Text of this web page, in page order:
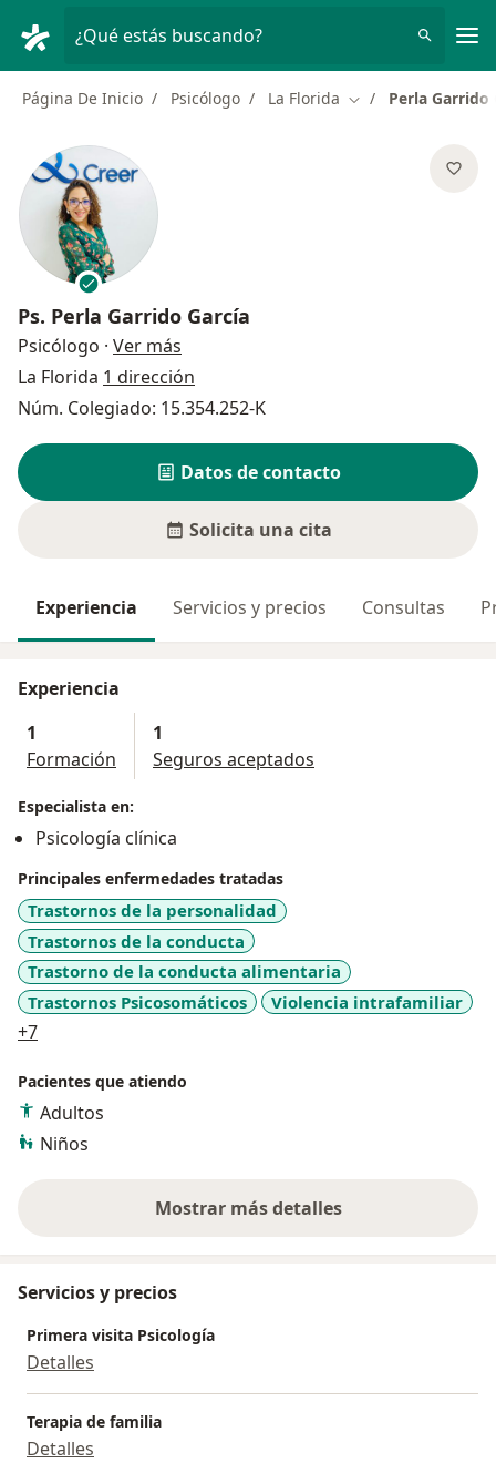
¿Qué estás buscando?
Página De Inicio Psicólogo La Florida Cambiar de ciudad
Perla Garrido
Ps. Perla Garrido García
Psicólogo · Ver más
La Florida 1 dirección
Núm. Colegiado: 15.354.252-K
Datos de contacto
Solicita una cita
Experiencia Servicios y precios Consultas
Experiencia
1
Formación
1
Seguros aceptados
Especialista en:
Psicología clínica
Principales enfermedades tratadas
Trastornos de la personalidad
Trastornos de la conducta
Trastorno de la conducta alimentaria
Trastornos Psicosomáticos
Violencia intrafamiliar
+7a11y_sr_more_diseases
Pacientes que atiendo
Adultos
Niños
Mostrar más detalles
sobre la experiencia
Servicios y precios
Primera visita Psicología
Detalles
Terapia de familia
Detalles